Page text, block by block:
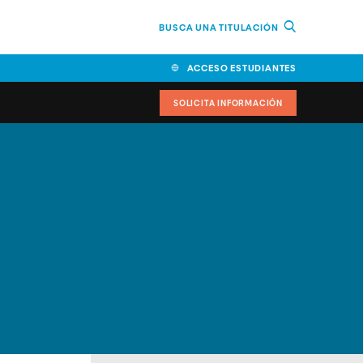
BUSCA UNA TITULACIÓN
ACCESO ESTUDIANTES
SOLICITA INFORMACIÓN